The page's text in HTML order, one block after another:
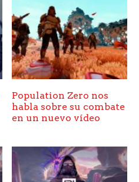
Population Zero nos
habla sobre su combate
en un nuevo vídeo